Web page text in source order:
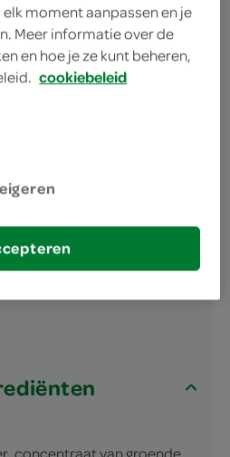
limonade met druifsmak,
bij je snack of
concentraat van groende
moment aanpassen en je
Meer informatie over de
en hoe je ze kunt beheren,
cookiebeleid